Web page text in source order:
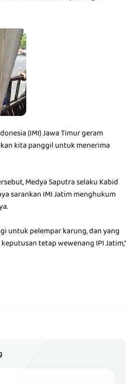
(IMI) Jawa Timur geram
kita panggil untuk menerima
Medya Saputra selaku Kabid
sarankan IMI Jatim menghukum
untuk pelempar karung, dan yang
tetap wewenang IPI Jatim,"